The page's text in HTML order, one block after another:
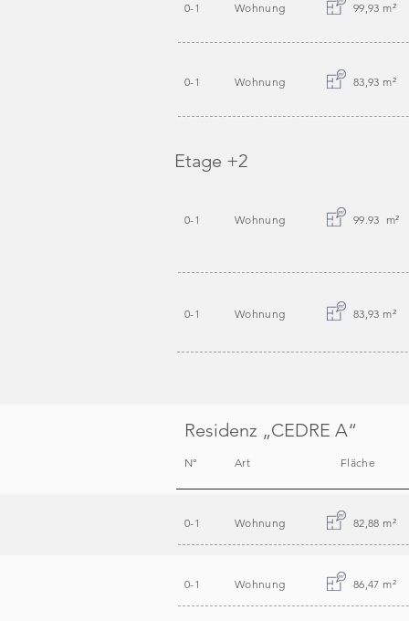
0-1 Wohnung 99,93 m²
0-1 Wohnung 83,93 m²
Etage +2
0-1 Wohnung 99.93 m²
0-1 Wohnung 83,93 m²
Residenz „CEDRE A“
N° Art Fläche
0-1 Wohnung 82,88 m²
0-1 Wohnung 86,47 m²